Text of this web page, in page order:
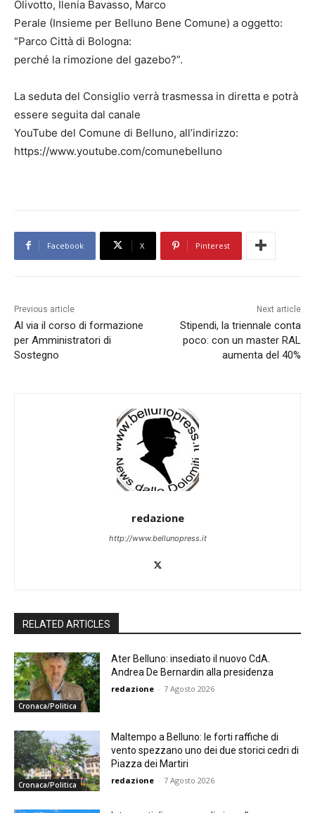
Olivotto, Ilenia Bavasso, Marco
Perale (Insieme per Belluno Bene Comune) a oggetto:
“Parco Città di Bologna:
perché la rimozione del gazebo?”.
La seduta del Consiglio verrà trasmessa in diretta e potrà
essere seguita dal canale
YouTube del Comune di Belluno, all’indirizzo:
https://www.youtube.com/comunebelluno
Facebook X Pinterest
Previous article
Al via il corso di formazione
per Amministratori di
Sostegno
Next article
Stipendi, la triennale conta
poco: con un master RAL
aumenta del 40%
redazione
http://www.bellunopress.it
RELATED ARTICLES
Cronaca/Politica
Ater Belluno: insediato il nuovo CdA.
Andrea De Bernardin alla presidenza
redazione - 7 Agosto 2026
Cronaca/Politica
Maltempo a Belluno: le forti raffiche di
vento spezzano uno dei due storici cedri di
Piazza dei Martiri
redazione - 7 Agosto 2026